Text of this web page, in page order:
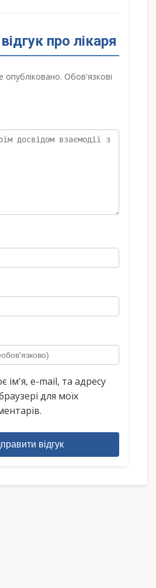
про лікаря
Обов'язкові
ім'я, e-mail, та адресу
для моїх
відгук